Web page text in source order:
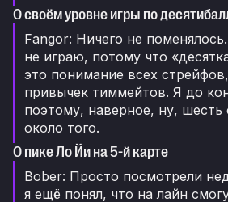
О своём уровне игры по
Fangor: Ничего не
не играю, потому что
это понимание всех
привычек тиммейтов. Я до
поэтому, наверное, ну, шесть
около того.
О пике Ло Йи на 5-й карте
Bober: Просто посмотрели
я ещё понял, что на лайн